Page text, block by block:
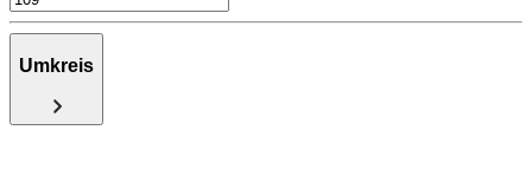
Umkreis